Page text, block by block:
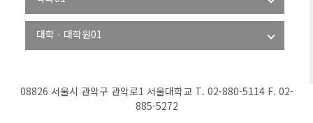
08826 서울시 관악구 관악로1 서울대학교 T. 02-880-5114 F. 02-
885-5272